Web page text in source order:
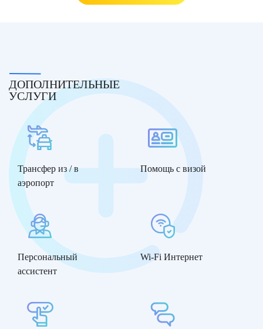
ДОПОЛНИТЕЛЬНЫЕ
УСЛУГИ
Трансфер из / в
аэропорт
Помощь с визой
Персональный
ассистент
Wi-Fi Интернет